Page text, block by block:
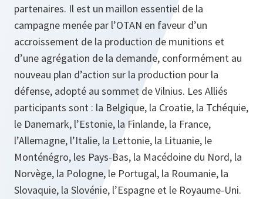
partenaires. Il est un maillon essentiel de la
campagne menée par l’OTAN en faveur d’un
accroissement de la production de munitions et
d’une agrégation de la demande, conformément au
nouveau plan d’action sur la production pour la
défense, adopté au sommet de Vilnius. Les Alliés
participants sont : la Belgique, la Croatie, la Tchéquie,
le Danemark, l’Estonie, la Finlande, la France,
l’Allemagne, l’Italie, la Lettonie, la Lituanie, le
Monténégro, les Pays-Bas, la Macédoine du Nord, la
Norvège, la Pologne, le Portugal, la Roumanie, la
Slovaquie, la Slovénie, l’Espagne et le Royaume-Uni.